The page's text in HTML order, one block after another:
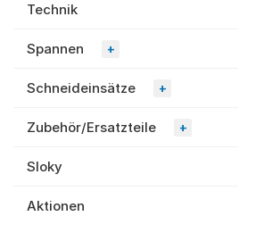
Technik
Spannen +
Schneideinsätze +
Zubehör/Ersatzteile +
Sloky
Aktionen